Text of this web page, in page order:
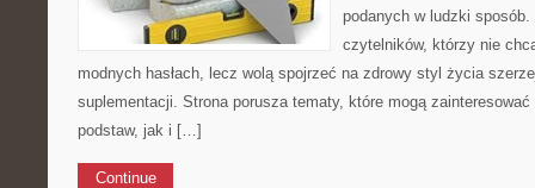
podanych w ludzki sposób.
czytelników, którzy nie
modnych hasłach, lecz wolą spojrzeć na zdrowy styl życia
suplementacji. Strona porusza tematy, które mogą
podstaw, jak i […]
Continue